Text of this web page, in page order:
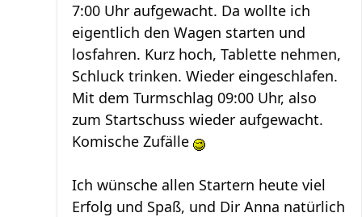
7:00 Uhr aufgewacht. Da wollte ich
eigentlich den Wagen starten und
losfahren. Kurz hoch, Tablette nehmen,
Schluck trinken. Wieder eingeschlafen.
Mit dem Turmschlag 09:00 Uhr, also
zum Startschuss wieder aufgewacht.
Komische Zufälle
Ich wünsche allen Startern heute viel
Erfolg und Spaß, und Dir Anna natürlich